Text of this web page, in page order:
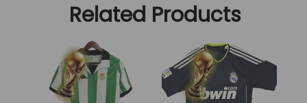
Related Products
El
precio
originalactual
es:
Este
producto
tiene
múltiples
El
precio
original
era:
precio
es:
Este
producto
tiene
múltiples